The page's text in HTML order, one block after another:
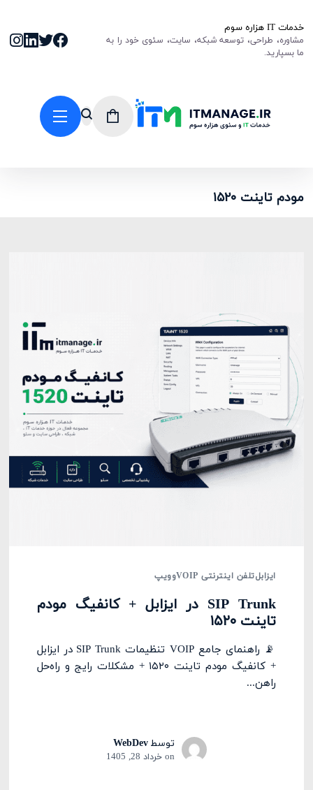
خدمات IT هزاره سوم
مشاوره، طراحی، توسعه شبکه، سایت، سئوی خود را به
ما بسپارید.
مودم تاینت ۱۵۲۰
ایزابلتلفن اینترنتی VOIP وویپ
SIP Trunk در ایزابل + کانفیگ مودم
تاینت ۱۵۲۰
📡 راهنمای جامع VOIP تنظیمات SIP Trunk در ایزابل
+ کانفیگ مودم تاینت ۱۵۲۰ + مشکلات رایج و راه‌حل
راهن...
توسطWebDev
onخرداد 28, 1405